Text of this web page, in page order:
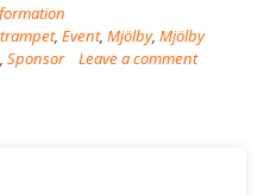
, Event, Mjölby, Mjölby
, Sponsor Leave a comment